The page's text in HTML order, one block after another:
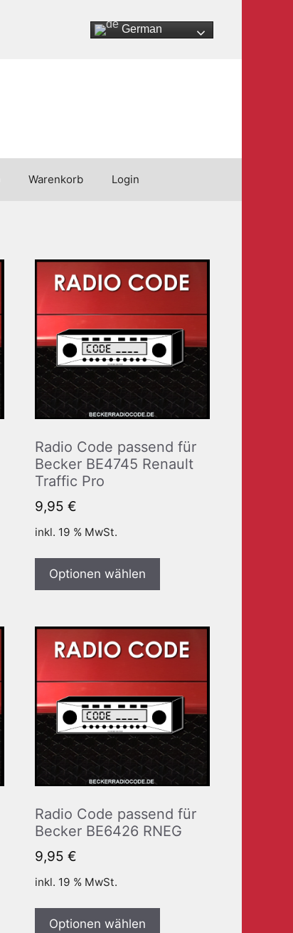
German
Warenkorb Login
Radio Code passend für
Becker BE4745 Renault
Traffic Pro
9,95 €
inkl. 19 % MwSt.
Optionen wählen
Radio Code passend für
Becker BE6426 RNEG
9,95 €
inkl. 19 % MwSt.
Optionen wählen